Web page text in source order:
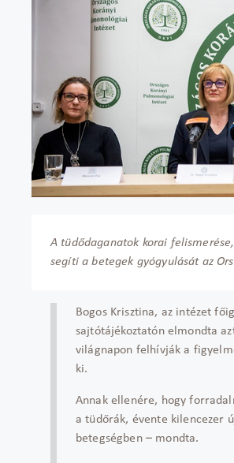
A tüdődaganatok korai
segíti a betegek gyógyulását az
Bogos Krisztina, az intézet
sajtótájékoztatón elmondta
világnapon felhívják a
ki.
Annak ellenére, hogy
a tüdőrák, évente kilencezer
betegségben – mondta.